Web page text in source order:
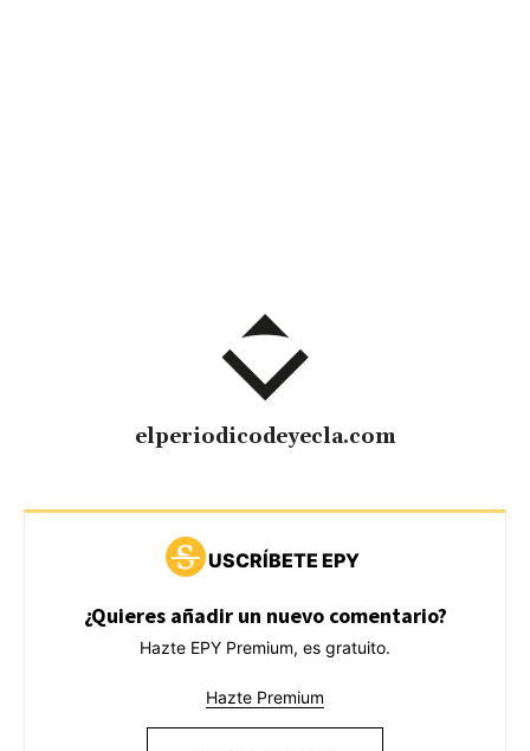
elperiodicodeyecla.com
USCRÍBETE EPY
¿Quieres añadir un nuevo comentario?
Hazte EPY Premium, es gratuito.
Hazte Premium